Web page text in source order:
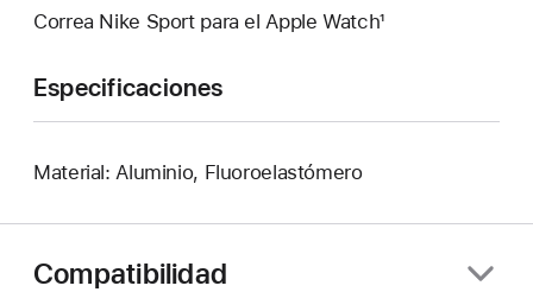
Correa Nike Sport para el Apple Watch¹
Especificaciones
Material: Aluminio, Fluoroelastómero
Compatibilidad